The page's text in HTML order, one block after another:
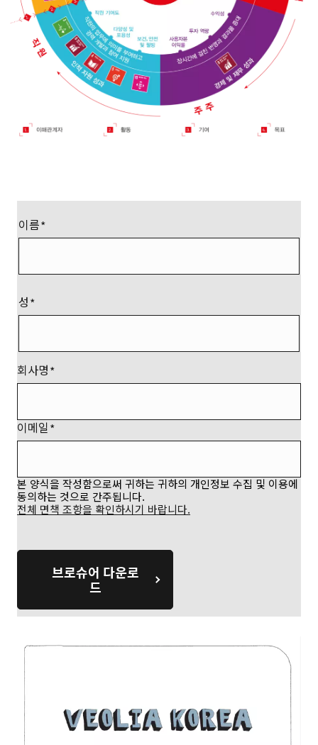
이름
성
회사명
이메일
본 양식을 작성함으로써 귀하는 귀하의 개인정보 수집 및 이용에
동의하는 것으로 간주됩니다.
전체 면책 조항을 확인하시기 바랍니다.